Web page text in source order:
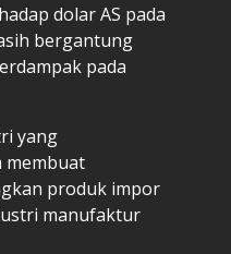
dolar AS pada
bergantung
pada
yang
membuat
produk impor
manufaktur